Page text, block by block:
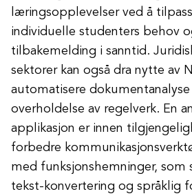
læringsopplevelser ved å
individuelle studenters behov
tilbakemelding i sanntid.
sektorer kan også dra nytte av
automatisere
overholdelse av regelverk. En
applikasjon er innen
forbedre
med funksjonshemninger, som
tekst-konvertering og språklig